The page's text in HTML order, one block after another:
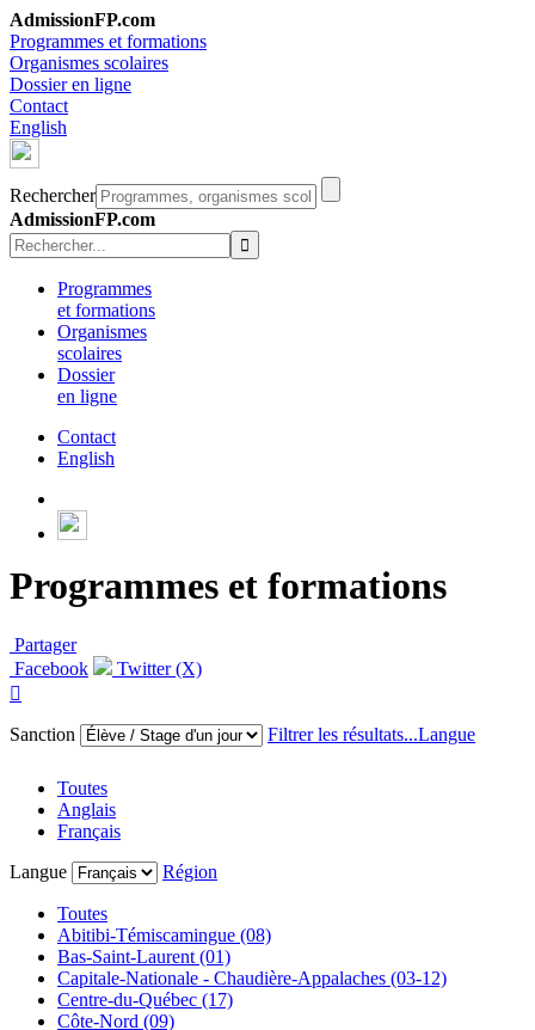
AdmissionFP.com
Programmes et formations
Organismes scolaires
Dossier en ligne
Contact
English
Rechercher
AdmissionFP.com
Programmes
et formations
Organismes
scolaires
Dossier
en ligne
Contact
English
Programmes et formations
Partager
Facebook
Twitter (X)

Sanction
Filtrer les résultats...Langue
Toutes
Anglais
Français
Langue
Région
Toutes
Abitibi-Témiscamingue (08)
Bas-Saint-Laurent (01)
Capitale-Nationale - Chaudière-Appalaches (03-12)
Centre-du-Québec (17)
Côte-Nord (09)